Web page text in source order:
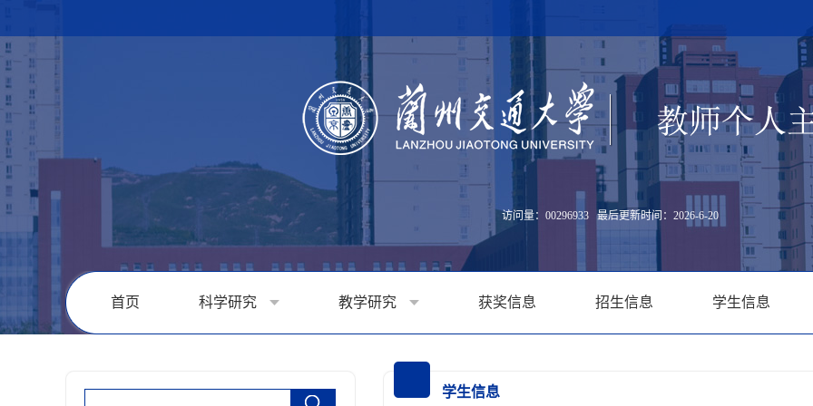
访问量： 00296933 最后更新时间： 2026-6-20
首页 科学研究 教学研究 获奖信息 招生信息 学生信息
学生信息